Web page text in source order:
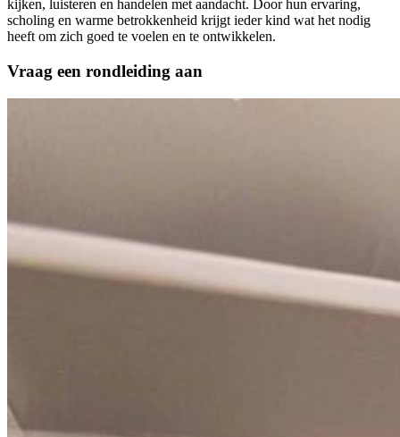
kijken, luisteren en handelen met aandacht. Door hun ervaring,
scholing en warme betrokkenheid krijgt ieder kind wat het nodig
heeft om zich goed te voelen en te ontwikkelen.
Vraag een rondleiding aan